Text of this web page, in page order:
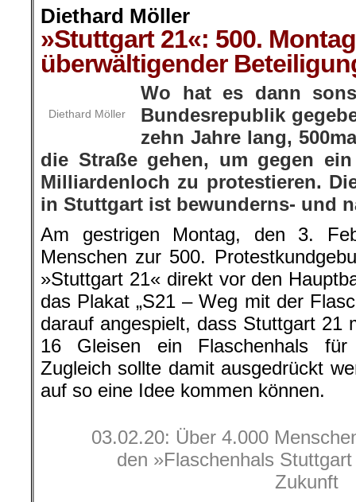
Diethard Möller
»Stuttgart 21«: 500.
überwältigender
Diethard Möller
Wo hat es dann
Bundesrepublik
zehn Jahre lang,
die Straße gehen, um gegen
Milliardenloch zu protestieren.
in Stuttgart ist bewunderns- und
Am gestrigen Montag, den 3.
Menschen zur 500.
»Stuttgart 21« direkt vor den
das Plakat „S21 – Weg mit der
darauf angespielt, dass Stuttgart 21
16 Gleisen ein Flaschenhals
Zugleich sollte damit ausgedrückt
auf so eine Idee kommen können.
03.02.20: Über 4.000
den »Flaschenhals
Zukunft